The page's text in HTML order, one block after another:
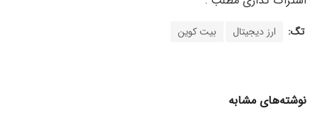
تگ: ارز دیجیتال بیت کوین
نوشته‌های مشابه